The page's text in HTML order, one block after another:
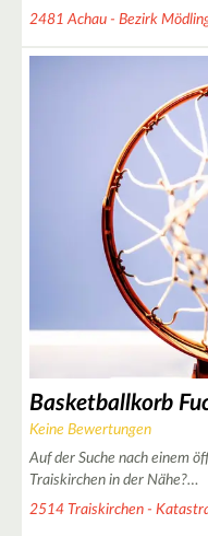
2481 Achau - Bezirk
Basketballkorb
Keine Bewertungen
Auf der Suche nach einem
Traiskirchen in der Nähe?…
2514 Traiskirchen -